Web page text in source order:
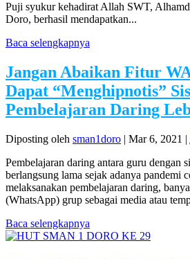
Puji syukur kehadirat Allah SWT,
Doro, berhasil mendapatkan...
Baca selengkapnya
Jangan Abaikan Fitur
Dapat “Menghipnotis”
Pembelajaran Daring
Diposting oleh sman1doro | Mar 6, 2021 |
Pembelajaran daring antara guru dengan
berlangsung lama sejak adanya pandemi
melaksanakan pembelajaran daring,
(WhatsApp) grup sebagai media atau
Baca selengkapnya